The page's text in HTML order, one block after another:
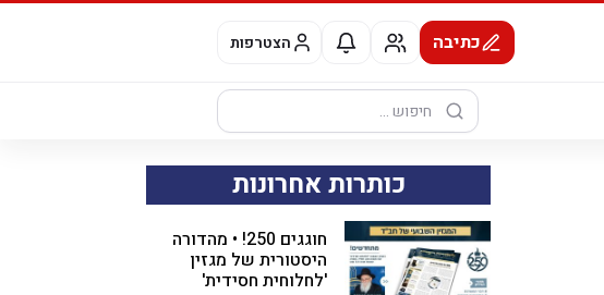
כתיבה הצטרפות
חיפוש:
כותרות אחרונות
חוגגים 250! • מהדורה
היסטורית של מגזין
'לחלוחית חסידית'